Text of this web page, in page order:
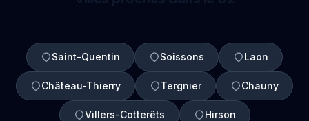
Saint-Quentin Soissons Laon
Château-Thierry Tergnier Chauny
Villers-Cotterêts Hirson